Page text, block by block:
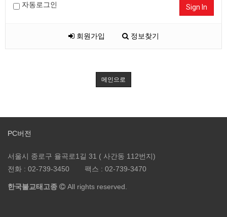
자동로그인 Sign In
회원가입 정보찾기
메인으로
PC버전
서울시 종로구 율곡로1길 31 ( 사간동 112번지)
전화 : 02-739-3450 팩스 : 02-739-3470
한국불교태고종 All rights reserved.